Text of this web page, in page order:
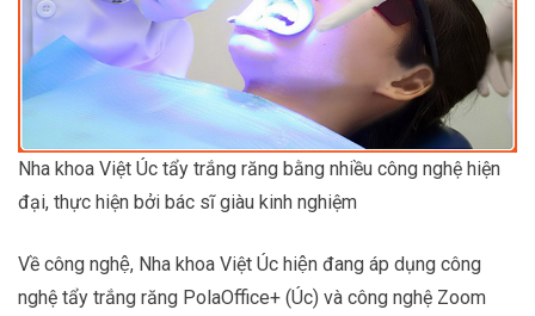
Nha khoa Việt Úc tẩy trắng răng bằng nhiều công nghệ hiện
đại, thực hiện bởi bác sĩ giàu kinh nghiệm
Về công nghệ, Nha khoa Việt Úc hiện đang áp dụng công
nghệ tẩy trắng răng PolaOffice+ (Úc) và công nghệ Zoom